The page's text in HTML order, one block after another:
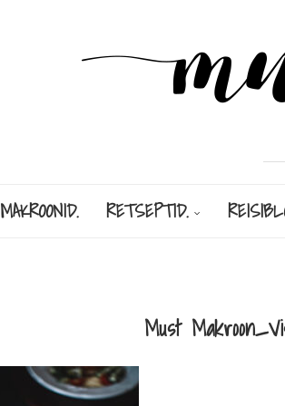
MAKROONID. RETSEPTID.
Must